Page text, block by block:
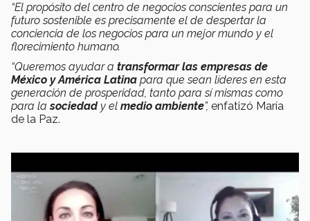
“El propósito del centro de negocios conscientes para un
futuro sostenible es precisamente el de despertar la
conciencia de los negocios para un mejor mundo y el
florecimiento humano.
“Queremos ayudar a transformar las empresas de
México y América Latina para que sean líderes en esta
generación de prosperidad, tanto para sí mismas como
para lasociedad y el medio ambiente”, enfatizó María
de la Paz.